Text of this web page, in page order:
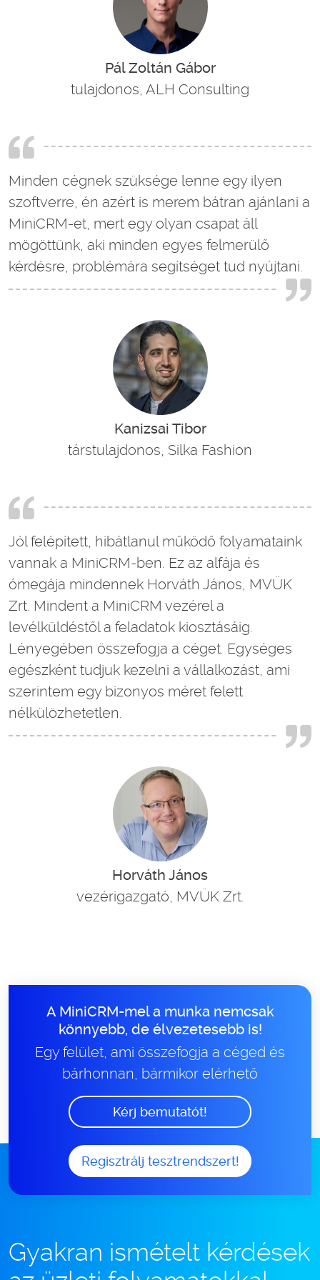
Pál Zoltán Gábor
tulajdonos, ALH Consulting
Minden cégnek szüksége lenne egy ilyen
szoftverre, én azért is merem bátran ajánlani a
MiniCRM-et, mert egy olyan csapat áll
mögöttünk, aki minden egyes felmerülő
kérdésre, problémára segítséget tud nyújtani.
Kanizsai Tibor
társtulajdonos, Silka Fashion
Jól felépített, hibátlanul működő folyamataink
vannak a MiniCRM-ben. Ez az alfája és
ómegája mindennek Horváth János, MVÜK
Zrt. Mindent a MiniCRM vezérel a
levélküldéstől a feladatok kiosztásáig.
Lényegében összefogja a céget. Egységes
egészként tudjuk kezelni a vállalkozást, ami
szerintem egy bizonyos méret felett
nélkülözhetetlen.
Horváth János
vezérigazgató, MVÜK Zrt.
A MiniCRM-mel a munka nemcsak
könnyebb, de élvezetesebb is!
Egy felület, ami összefogja a céged és
bárhonnan, bármikor elérhető
Kérj bemutatót!
Regisztrálj tesztrendszert!
Gyakran ismételt kérdések